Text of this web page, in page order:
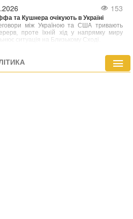
поїздки Санду відвідає Чорнобиль у
трагедії.
153
та Кушнера очікують в Україні
між Україною та США тривають
проте їхній хід у напрямку миру
ситуація на Близькому Сході.